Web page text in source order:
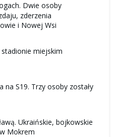
Dwie osoby
zderzenia
i Nowej Wsi
miejskim
na S19. Trzy osoby zostały
Ukraińskie, bojkowskie
Mokrem